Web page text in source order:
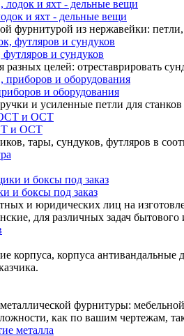
и яхт - дельные вещи
фурнитурой из нержавейки:
и сундуков
целей: отреставрировать
и оборудования
и усиленные петли для
и ОСТ
тары, сундуков, футляров в
и боксы под заказ
и юридических лиц на
для различных задач
корпуса, корпуса антивандальные
фурнитуры:
как по вашим чертежам,